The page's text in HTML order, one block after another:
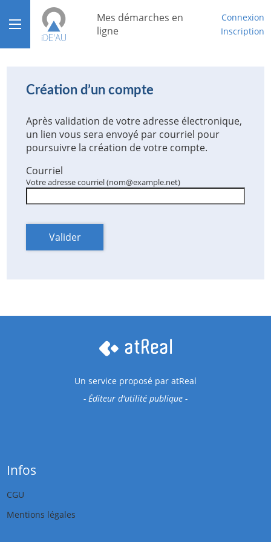
Mes démarches en
ligne
Connexion
Inscription
Ouvrir le menu
Aide
Mon tableau de bord
Création d’un compte
Après validation de votre adresse électronique,
un lien vous sera envoyé par courriel pour
poursuivre la création de votre compte.
Courriel
Votre adresse courriel (nom@example.net)
Valider
Un service proposé par atReal
- Éditeur d'utilité publique -
Infos
CGU
Mentions légales